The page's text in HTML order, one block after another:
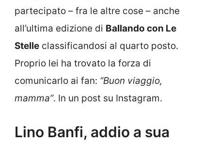
partecipato – fra le altre cose – anche
all’ultima edizione di Ballando con Le
Stelle classificandosi al quarto posto.
Proprio lei ha trovato la forza di
comunicarlo ai fan: “Buon viaggio,
mamma”. In un post su Instagram.
Lino Banfi, addio a sua